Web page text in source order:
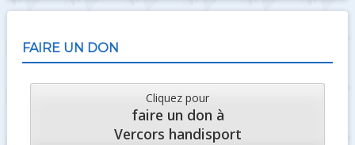
FAIRE UN DON
Cliquez pour
faire un don à
Vercors handisport